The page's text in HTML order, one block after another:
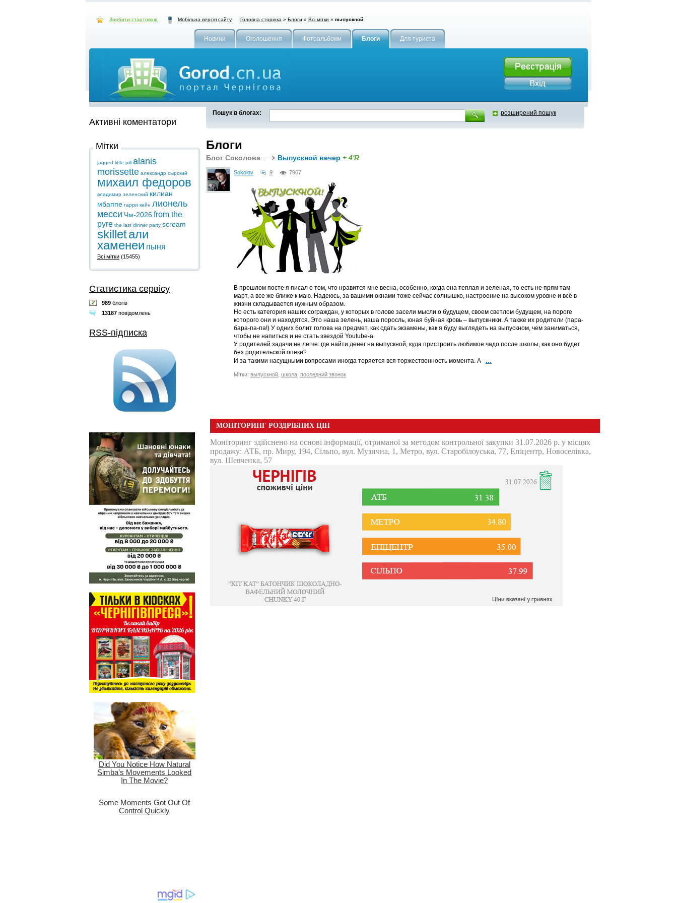
Зробити стартовою Мобільна версія сайту Головна сторінка » Блоги » Всі мітки » выпускной
Новини Оголошення Фотоальбоми Блоги Для туриста
Пошук в блогах: розширений пошук
Блоги
Блог Соколова Выпускной вечер + 4'R
Sokolov 9 7967
В прошлом посте я писал о том, что нравится мне весна, особенно, когда она теплая и зеленая, то есть не прям там
март, а все же ближе к маю. Надеюсь, за вашими окнами тоже сейчас солнышко, настроение на высоком уровне и всё в
жизни складывается нужным образом.
Но есть категория наших сограждан, у которых в голове засели мысли о будущем, своем светлом будущем, на пороге
которого они и находятся. Это наша зелень, наша поросль, юная буйная кровь – выпускники. А также их родители (пара-
бара-па-па!) У одних болит голова на предмет, как сдать экзамены, как я буду выглядеть на выпускном, чем заниматься,
чтобы не напиться и не стать звездой Youtube-a.
У родителей задачи не легче: где найти денег на выпускной, куда пристроить любимое чадо после школы, как оно будет
без родительской опеки?
И за такими насущными вопросами иногда теряется вся торжественность момента. А ...
Мітки: выпускной школа последний звонок
Активні коментатори
Мітки
jagged little pill alanis
morissette александр сырский
михаил федоров
владимир зеленский килиан
мбаппе гарри кейн лионель
месси Чм-2026from the
pyre the last dinner party scream
skilletали
хаменеи пыня
Всі мітки (15455)
Статистика сервісу
989 блогів
13187 повідомлень
RSS-підписка